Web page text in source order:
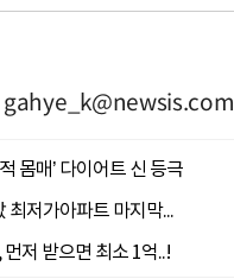
gahye_k@newsis.com